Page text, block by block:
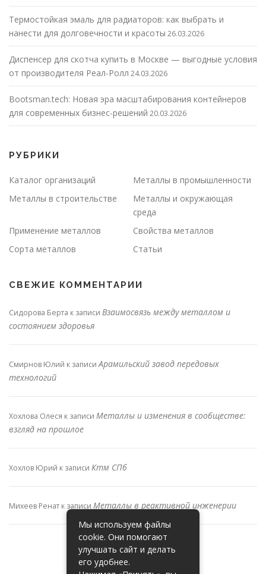
Термостойкая эмаль для радиаторов: как выбрать и
нанести для долговечности и красоты 26.03.2026
Диспенсер для скотча купить в Москве — выгодные условия
от производителя Реал-Ролл 24.03.2026
Bootsman.tech: Новая эра масштабирования контейнеров
для современных бизнес-решений 20.03.2026
РУБРИКИ
Каталог организаций
Металлы в промышленности
Металлы в строительстве
Металлы и окружающая
среда
Применение металлов
Свойства металлов
Сорта металлов
Статьи
СВЕЖИЕ КОММЕНТАРИИ
Сидорова Берта к записи Взаимосвязь между металлом и
состоянием здоровья
Смирнов Юлий к записиАрамильский завод передовых
технологий
Хохлова Олеся к записи Металлы и изменения в сообществе:
взгляд на прошлое
Хохлов Юрий к записи Ктм СПб
Михеев Ренат к записи Металлы в реактивной инженерии
Мы используем файлы
cookie. Они помогают
улучшать сайт и делать
его удобнее.